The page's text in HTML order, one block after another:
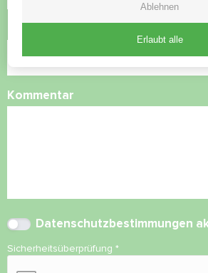
Kommentar
Datenschutzbestimmungen
Sicherheitsüberprüfung *
Ablehnen
Erlaubt alle